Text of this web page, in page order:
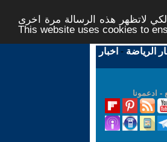
لاتظهر هذه الرسالة مرة اخرى -
This website uses cookies to
الرياضة - اخبار
- ادعمونا